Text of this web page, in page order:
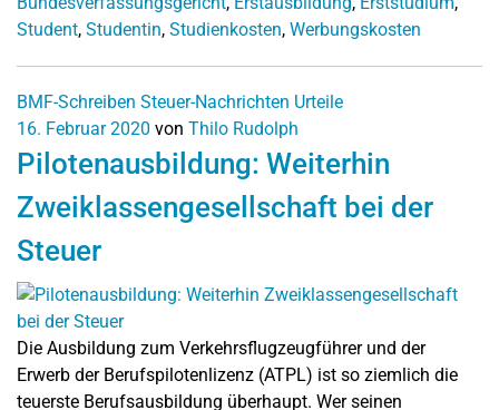
Student, Studentin, Studienkosten, Werbungskosten
BMF-Schreiben Steuer-Nachrichten Urteile
16. Februar 2020 von Thilo Rudolph
Pilotenausbildung: Weiterhin
Zweiklassengesellschaft bei der
Steuer
Die Ausbildung zum Verkehrsflugzeugführer und der
Erwerb der Berufspilotenlizenz (ATPL) ist so ziemlich die
teuerste Berufsausbildung überhaupt. Wer seinen